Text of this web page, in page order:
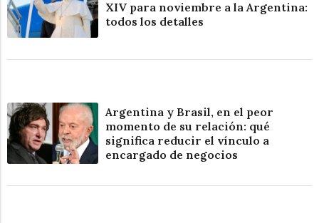
XIV para noviembre a la Argentina:
todos los detalles
Argentina y Brasil, en el peor
momento de su relación: qué
significa reducir el vínculo a
encargado de negocios